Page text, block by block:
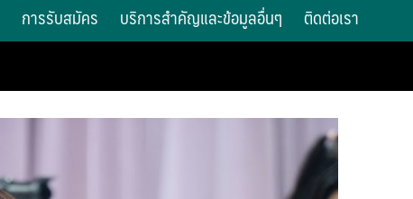
การรับสมัคร บริการสำคัญและข้อมูลอื่นๆ ติดต่อเรา